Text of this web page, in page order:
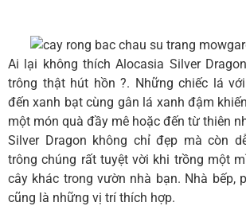
Ai lại không thích Alocasia Silver
trông thật hút hồn ?. Những chiếc lá
đến xanh bạt cùng gân lá xanh đậm
một món quà đầy mê hoặc đến từ thiên
Silver Dragon không chỉ đẹp mà còn
trông chúng rất tuyệt vời khi trồng một
cây khác trong vườn nhà bạn. Nhà bếp,
cũng là những vị trí thích hợp.